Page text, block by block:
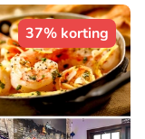
37% korting